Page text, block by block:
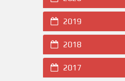
2019
2018
2017